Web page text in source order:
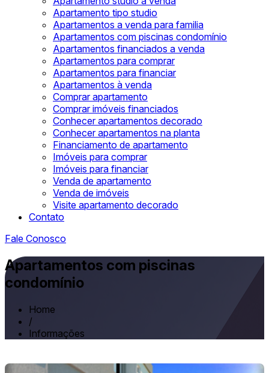
Apartamento tipo studio
Apartamentos a venda para familia
Apartamentos com piscinas condomínio
Apartamentos financiados a venda
Apartamentos para comprar
Apartamentos para financiar
Apartamentos à venda
Comprar apartamento
Comprar imóveis financiados
Conhecer apartamentos decorado
Conhecer apartamentos na planta
Financiamento de apartamento
Imóveis para comprar
Imóveis para financiar
Venda de apartamento
Venda de imóveis
Visite apartamento decorado
Contato
Fale Conosco
Apartamentos com piscinas
condomínio
Home
/
Informações